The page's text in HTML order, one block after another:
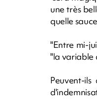
une très
quelle
"Entre mi-
"la variable
Peuvent-